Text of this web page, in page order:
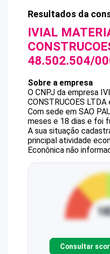
Resultados da
IVIAL
48.502.504/
Sobre a empresa
O CNPJ da empresa
CONSTRUCOES LTDA
Com sede em SAO
meses e 18 dias e foi
A sua situação
principal atividade
Econônica não
Consultar